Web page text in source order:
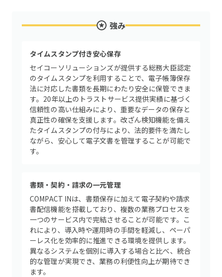
強み
タイムスタンプ付き安心保存
セイコーソリューションズが提供する総務大臣認定
のタイムスタンプを利用することで、電子帳簿保存
法に対応した書類を長期にわたり安全に保管できま
す。20年以上のトラストサービス提供実績に基づく
信頼性の高い仕組みにより、重要なデータの保存と
真正性の確保を支援します。改ざん検知機能を備え
たタイムスタンプの付与により、法的要件を満たし
ながら、安心して電子文書を管理することが可能で
す。
書類・契約・請求の一元管理
COMPACT INは、書類保存に加えて電子契約や請求
書配信機能を搭載しており、複数の業務プロセスを
一つのサービス内で完結させることが可能です。こ
れにより、導入時や運用時の手間を軽減し、ペーパ
ーレス化を効率的に推進できる環境を提供します。
異なるシステムを個別に導入する場合と比べ、統合
的な管理が実現でき、業務の利便性向上が期待でき
ます。